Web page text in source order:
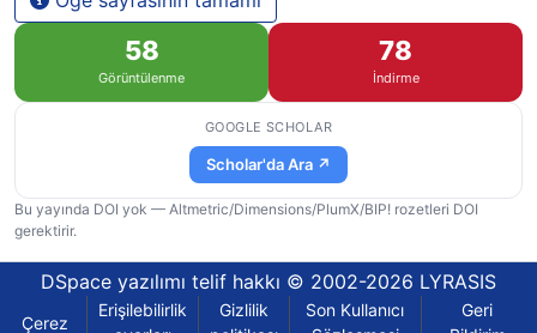
58
Görüntülenme
78
İndirme
GOOGLE SCHOLAR
Scholar'da Ara ↗
Bu yayında DOI yok — Altmetric/Dimensions/PlumX/BIP! rozetleri DOI
gerektirir.
DSpace yazılımı telif hakkı © 2002-2026 LYRASIS
Çerez
Erişilebilirlik
Gizlilik
Son Kullanıcı
Geri